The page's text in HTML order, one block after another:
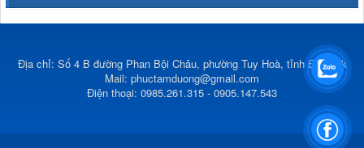
Địa chỉ: Số 4 B đường Phan Bội Châu, phường Tuy Hoà, tỉnh Đắk Lắk
Mail: phuctamduong@gmail.com
Điện thoại: 0985.261.315 - 0905.147.543